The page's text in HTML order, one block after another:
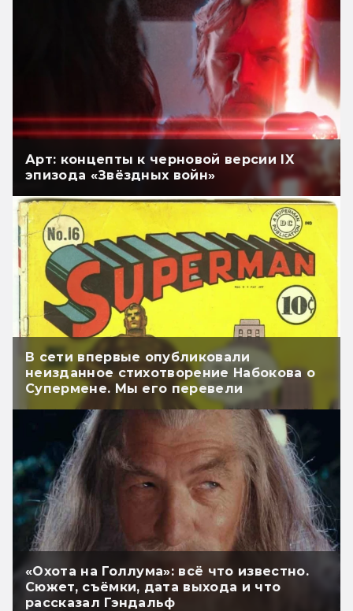
Арт: концепты к черновой версии IX
эпизода «Звёздных войн»
В сети впервые опубликовали
неизданное стихотворение Набокова о
Супермене. Мы его перевели
«Охота на Голлума»: всё что известно.
Сюжет, съёмки, дата выхода и что
рассказал Гэндальф